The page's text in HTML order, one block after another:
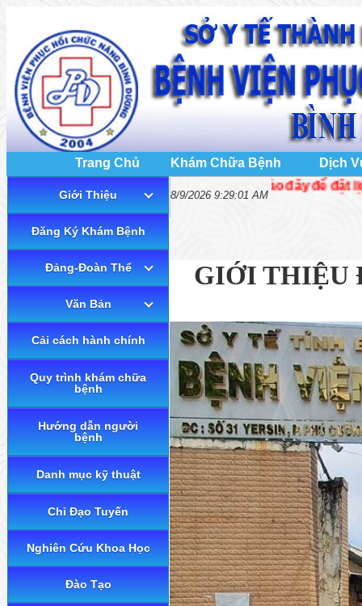
Trang Chủ Khám Chữa Bệnh Dịch
Giới Thiệu
Đăng Ký Khám Bệnh
Đảng-Đoàn Thể
Văn Bản
Cải cách hành chính
Quy trình khám chữa
bệnh
Hướng dẫn người
bệnh
Danh mục kỹ thuật
Chỉ Đạo Tuyến
Nghiên Cứu Khoa Học
Đào Tạo
8/9/2026 9:29:01 AM
👉 Bấm vào đây để đặt lịch khám chữa
GIỚI THIỆU